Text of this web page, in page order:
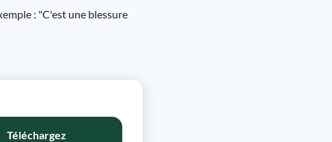
: "C'est une blessure
Téléchargez